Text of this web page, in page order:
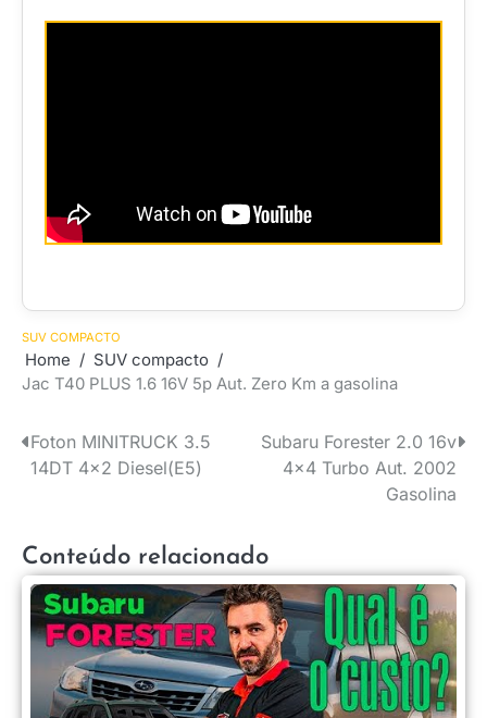
SUV COMPACTO
Home
SUV compacto
Jac T40 PLUS 1.6 16V 5p Aut. Zero Km a gasolina
Navegação
Foton MINITRUCK 3.5
14DT 4×2 Diesel(E5)
Subaru Forester 2.0 16v
4×4 Turbo Aut. 2002
Gasolina
Conteúdo relacionado